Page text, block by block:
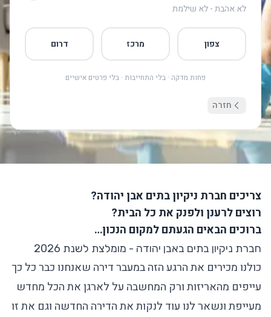
לא אהבת - לא שילמת
צפון מרכז דרום
פחות מדקה · בלי התחייבות · בלי פרטים אישיים
חזרה
צריכים חברת ניקיון בתים אבן יהודה?
רוצים לרענן ולפנק את כל הבית?
ברוכים הבאים הגעתם למקום הנכון…
חברת ניקיון בתים באבן יהודה - מומלצת לשנת 2026
כולנו מכירים את הרגע הזה במעבר דירה שאנחנו כבר כל כך
עייפים מהאריזות ורק המחשבה על לארגן את הכל מחדש
מעייפת ונשאר לנו עוד לנקות את הדירה החדשה וגם את זו